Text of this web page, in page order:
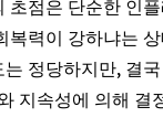
초점은 단순한 인
복력이 강하냐는
정당하지만, 결
지속성에 의해 결